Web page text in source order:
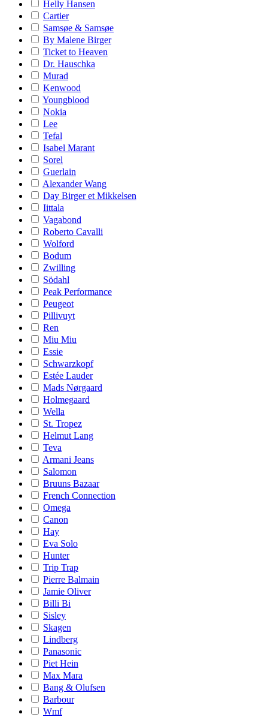
Helly Hansen
Cartier
Samsøe & Samsøe
By Malene Birger
Ticket to Heaven
Dr. Hauschka
Murad
Kenwood
Youngblood
Nokia
Lee
Tefal
Isabel Marant
Sorel
Guerlain
Alexander Wang
Day Birger et Mikkelsen
Iittala
Vagabond
Roberto Cavalli
Wolford
Bodum
Zwilling
Södahl
Peak Performance
Peugeot
Pillivuyt
Ren
Miu Miu
Essie
Schwarzkopf
Estée Lauder
Mads Nørgaard
Holmegaard
Wella
St. Tropez
Helmut Lang
Teva
Armani Jeans
Salomon
Bruuns Bazaar
French Connection
Omega
Canon
Hay
Eva Solo
Hunter
Trip Trap
Pierre Balmain
Jamie Oliver
Billi Bi
Sisley
Skagen
Lindberg
Panasonic
Piet Hein
Max Mara
Bang & Olufsen
Barbour
Wmf